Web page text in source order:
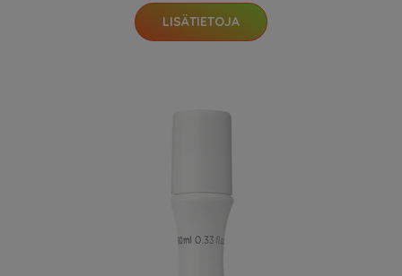
LISÄTIETOJA